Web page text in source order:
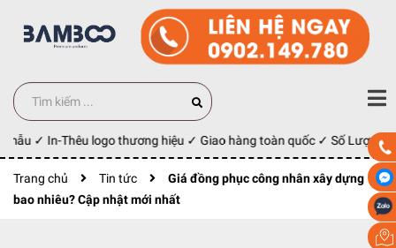
✓ In-Thêu logo thương hiệu ✓ Giao hàng toàn quốc ✓ Số Lượng
Trang chủ Tin tức
Giá đồng phục công nhân xây dựng
bao nhiêu? Cập nhật mới nhất